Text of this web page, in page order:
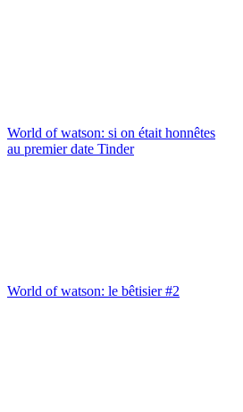
World of watson: si on était honnêtes
au premier date Tinder
World of watson: le bêtisier #2